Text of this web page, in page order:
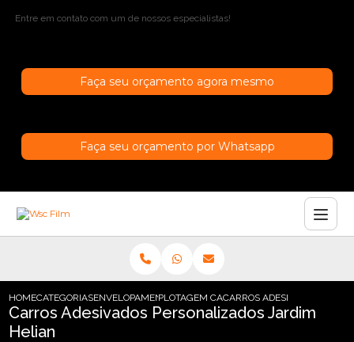
Entre em contato com um de nossos especialistas!
Faça seu orçamento agora mesmo
Faça seu orçamento por Whatsapp
HOMECATEGORIASENVELOPAMENTO DE CARROS
PLOTAGEM CARRO SAO PAULO
CARROS ADESIVADOS
Carros Adesivados Personalizados Jardim
Helian